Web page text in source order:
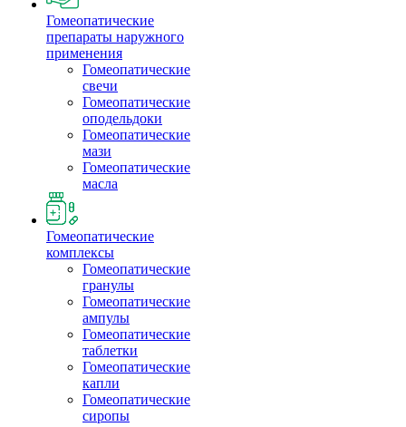
Гомеопатические
препараты наружного
применения
Гомеопатические
свечи
Гомеопатические
оподельдоки
Гомеопатические
мази
Гомеопатические
масла
Гомеопатические
комплексы
Гомеопатические
гранулы
Гомеопатические
ампулы
Гомеопатические
таблетки
Гомеопатические
капли
Гомеопатические
сиропы